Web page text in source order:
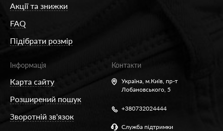
Акції та знижки
FAQ
Підібрати розмір
Інформація
Карта сайту
Розширений пошук
Зворотній зв'язок
Контакти
Україна, м.Київ, пр-т
Лобановського, 5
+380732024444
Служба підтримки